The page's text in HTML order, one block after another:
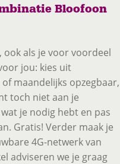
Bloofoon
ook als je voor voordeel
jou: kies uit
maandelijks opzegbaar,
toch niet aan je
je nodig hebt en pas
Gratis! Verder maak je
4G-netwerk van
adviseren we je graag